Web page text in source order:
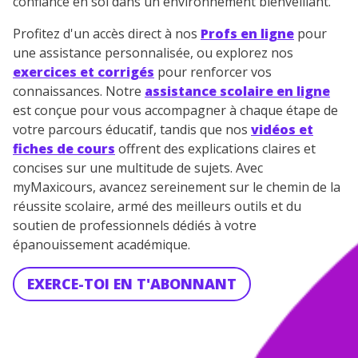
Profitez d'un accès direct à nos Profs en ligne pour
une assistance personnalisée, ou explorez nos
exercices et corrigés pour renforcer vos
connaissances. Notre assistance scolaire en ligne
est conçue pour vous accompagner à chaque étape de
votre parcours éducatif, tandis que nos vidéos et
fiches de cours offrent des explications claires et
concises sur une multitude de sujets. Avec
myMaxicours, avancez sereinement sur le chemin de la
réussite scolaire, armé des meilleurs outils et du
soutien de professionnels dédiés à votre
épanouissement académique.
EXERCE-TOI EN T'ABONNANT